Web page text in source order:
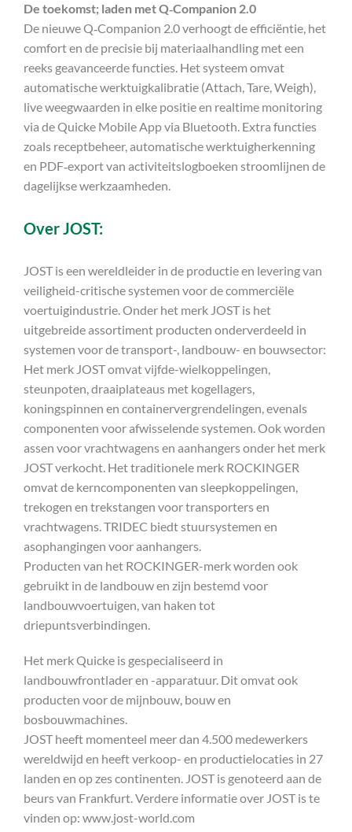
De toekomst; laden met Q‑Companion 2.0
De nieuwe Q‑Companion 2.0 verhoogt de efficiëntie, het
comfort en de precisie bij materiaalhandling met een
reeks geavanceerde functies. Het systeem omvat
automatische werktuigkalibratie (Attach, Tare, Weigh),
live weegwaarden in elke positie en realtime monitoring
via de Quicke Mobile App via Bluetooth. Extra functies
zoals receptbeheer, automatische werktuigherkenning
en PDF‑export van activiteitslogboeken stroomlijnen de
dagelijkse werkzaamheden.
Over JOST:
JOST is een wereldleider in de productie en levering van
veiligheid-critische systemen voor de commerciële
voertuigindustrie. Onder het merk JOST is het
uitgebreide assortiment producten onderverdeeld in
systemen voor de transport-, landbouw- en bouwsector:
Het merk JOST omvat vijfde-wielkoppelingen,
steunpoten, draaiplateaus met kogellagers,
koningspinnen en containervergrendelingen, evenals
componenten voor afwisselende systemen. Ook worden
assen voor vrachtwagens en aanhangers onder het merk
JOST verkocht. Het traditionele merk ROCKINGER
omvat de kerncomponenten van sleepkoppelingen,
trekogen en trekstangen voor transporters en
vrachtwagens. TRIDEC biedt stuursystemen en
asophangingen voor aanhangers.
Producten van het ROCKINGER-merk worden ook
gebruikt in de landbouw en zijn bestemd voor
landbouwvoertuigen, van haken tot
driepuntsverbindingen.
Het merk Quicke is gespecialiseerd in
landbouwfrontlader en -apparatuur. Dit omvat ook
producten voor de mijnbouw, bouw en
bosbouwmachines.
JOST heeft momenteel meer dan 4.500 medewerkers
wereldwijd en heeft verkoop- en productielocaties in 27
landen en op zes continenten. JOST is genoteerd aan de
beurs van Frankfurt. Verdere informatie over JOST is te
vinden op: www.jost-world.com